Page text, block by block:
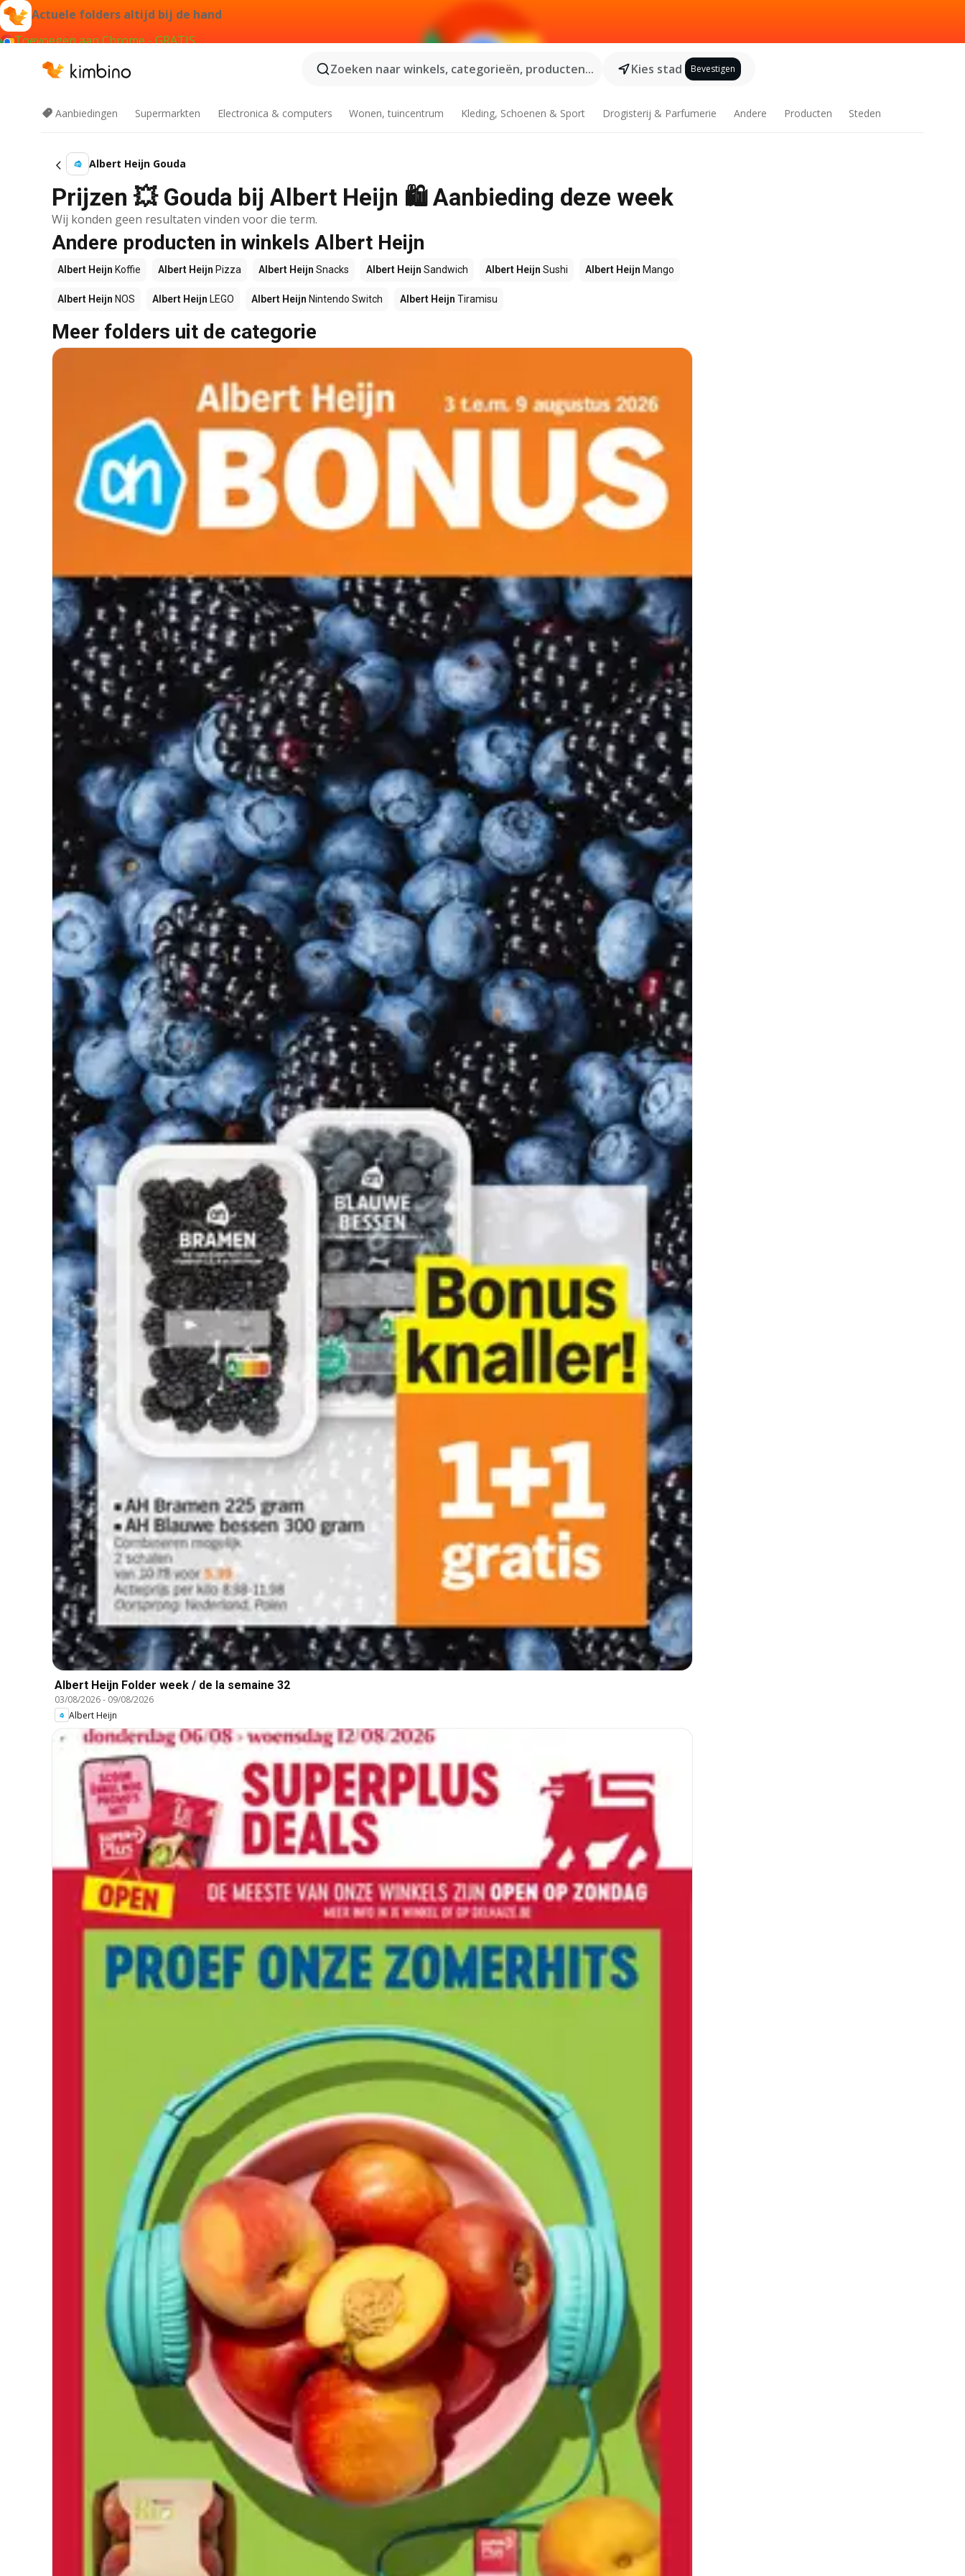
Actuele folders altijd bij de hand
Toevoegen aan Chrome - GRATIS
Zoeken naar winkels, categorieën, producten...
Kies stad Bevestigen
Aanbiedingen Supermarkten Electronica & computers Wonen, tuincentrum Kleding, Schoenen & Sport Drogisterij & Parfumerie Andere Producten Steden
Albert Heijn Gouda
Prijzen 💥 Gouda bij Albert Heijn 🛍️ Aanbieding deze week
Wij konden geen resultaten vinden voor die term.
Andere producten in winkels Albert Heijn
Albert Heijn Koffie Albert Heijn Pizza Albert Heijn Snacks Albert Heijn Sandwich Albert Heijn Sushi Albert Heijn Mango
Albert Heijn NOS Albert Heijn LEGO Albert Heijn Nintendo Switch Albert Heijn Tiramisu
Meer folders uit de categorie
Albert Heijn Folder week / de la semaine 32
03/08/2026- 09/08/2026
Albert Heijn